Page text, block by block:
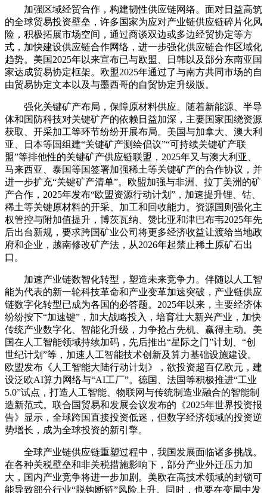
加强区域经贸合作，构建韧性供应链网络。面对日益高筑
的全球贸易投资壁垒，许多国家为应对产业链供应链碎片化风
险，积极拓展市场空间，通过商谈双边或多边经贸协定等方
式，加快建设供应链合作网络，进一步强化供应链合作区域化
趋势。美国2025年以来宣布已与欧盟、日韩以及部分东南亚国
家达成贸易协定框架。欧盟2025年通过了与南方共同市场的自
由贸易协定文本以及与墨西哥的自贸协定升级版。
强化关键矿产布局，保障原材料供应。随着新能源、半导
体和国防科技对关键矿产的依赖日益加深，主要国家围绕资源
获取、开采加工等环节纷纷开展布局。美国与加拿大、澳大利
亚、日本等国组建“关键矿产测绘倡议”“可持续关键矿产联
盟”等排他性的关键矿产供应链联盟，2025年又与澳大利亚、
马来西亚、泰国等国签署加强稀土等关键矿产的合作协议，并
进一步扩充“关键矿产清单”。欧盟加强与非洲、拉丁美洲的矿
产合作，2025年发布“欧盟资源行动计划”，加速提升锂、钴、
稀土等关键原材料的开采、加工和回收能力。资源国则强化主
权管控与附加值提升，博茨瓦纳、赞比亚和津巴布韦2025年先
后出台新规，要求跨国矿业公司将更多经济收益让渡给当地政
府和企业，越南修改矿产法，从2026年起禁止稀土原矿石出
口。
加速产业链数智化转型，塑造未来竞争力。伴随以人工智
能为代表的新一轮科技革命和产业变革加速突破，产业链供应
链数字化转型已成为各国的必答题。2025年以来，主要经济体
纷纷按下“加速键”，加大战略投入，培育壮大新兴产业，加快
传统产业数字化、智能化升级，力争抢占先机、赢得主动。美
国在人工智能领域持续加码，先后推出“星际之门”计划、“创
世纪计划”等，加速人工智能技术创新及算力基础设施建设。
欧盟发布《人工智能大陆行动计划》，欲投资超百亿欧元，建
设泛欧AI算力网络与“AI工厂”。德国、法国等积极推进“工业
5.0”试点，打造人工智能、物联网与传统制造业融合的智能制
造新范式。联合国贸易和发展会议发布的《2025年世界投资报
告》显示，全球跨国直接投资低迷，但数字经济领域的投资逆
势增长，成为全球投资的新引擎。
全球产业链供应链重塑过程中，我国发展面临诸多挑战。
在各种关税壁垒和非关税措施影响下，部分产业外迁压力加
大，国内产业竞争将进一步加剧。美欧在高技术领域的封锁可
能导致部分行业“脱钩断链”风险上升。同时，也要在变局中发